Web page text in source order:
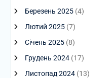
Березень 2025(4)
Лютий 2025(7)
Січень 2025(8)
Грудень 2024(17)
Листопад 2024(13)